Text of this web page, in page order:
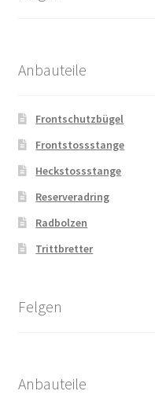
Anbauteile
Frontschutzbügel
Frontstossstange
Heckstossstange
Reserveradring
Radbolzen
Trittbretter
Felgen
Anbauteile